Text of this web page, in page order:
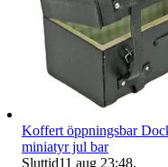
Koffert öppningsbar
miniatyr jul bar
Sluttid11 aug 23:48.